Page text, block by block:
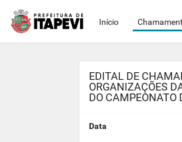
Início
EDITAL DE
ORGANIZAÇÕES
DO CAMPEONATO
Data